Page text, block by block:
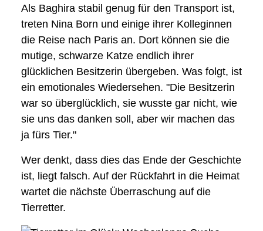
Als Baghira stabil genug für den Transport ist,
treten Nina Born und einige ihrer Kolleginnen
die Reise nach Paris an. Dort können sie die
mutige, schwarze Katze endlich ihrer
glücklichen Besitzerin übergeben. Was folgt, ist
ein emotionales Wiedersehen. "Die Besitzerin
war so überglücklich, sie wusste gar nicht, wie
sie uns das danken soll, aber wir machen das
ja fürs Tier."
Wer denkt, dass dies das Ende der Geschichte
ist, liegt falsch. Auf der Rückfahrt in die Heimat
wartet die nächste Überraschung auf die
Tierretter.